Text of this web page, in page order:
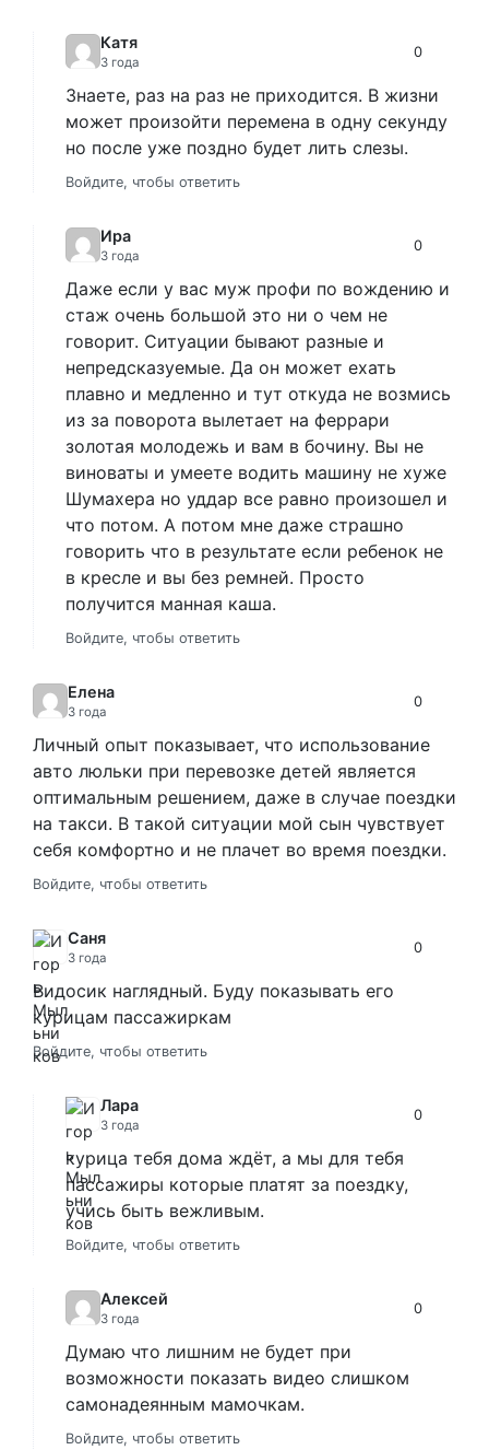
Катя
3 года
0
Знаете, раз на раз не приходится. В жизни
может произойти перемена в одну секунду
но после уже поздно будет лить слезы.
Войдите, чтобы ответить
Ира
3 года
0
Даже если у вас муж профи по вождению и
стаж очень большой это ни о чем не
говорит. Ситуации бывают разные и
непредсказуемые. Да он может ехать
плавно и медленно и тут откуда не возмись
из за поворота вылетает на феррари
золотая молодежь и вам в бочину. Вы не
виноваты и умеете водить машину не хуже
Шумахера но уддар все равно произошел и
что потом. А потом мне даже страшно
говорить что в результате если ребенок не
в кресле и вы без ремней. Просто
получится манная каша.
Войдите, чтобы ответить
Елена
3 года
0
Личный опыт показывает, что использование
авто люльки при перевозке детей является
оптимальным решением, даже в случае поездки
на такси. В такой ситуации мой сын чувствует
себя комфортно и не плачет во время поездки.
Войдите, чтобы ответить
Саня
3 года
0
Видосик наглядный. Буду показывать его
курицам пассажиркам
Войдите, чтобы ответить
Лара
3 года
0
курица тебя дома ждёт, а мы для тебя
пассажиры которые платят за поездку,
учись быть вежливым.
Войдите, чтобы ответить
Алексей
3 года
0
Думаю что лишним не будет при
возможности показать видео слишком
самонадеянным мамочкам.
Войдите, чтобы ответить